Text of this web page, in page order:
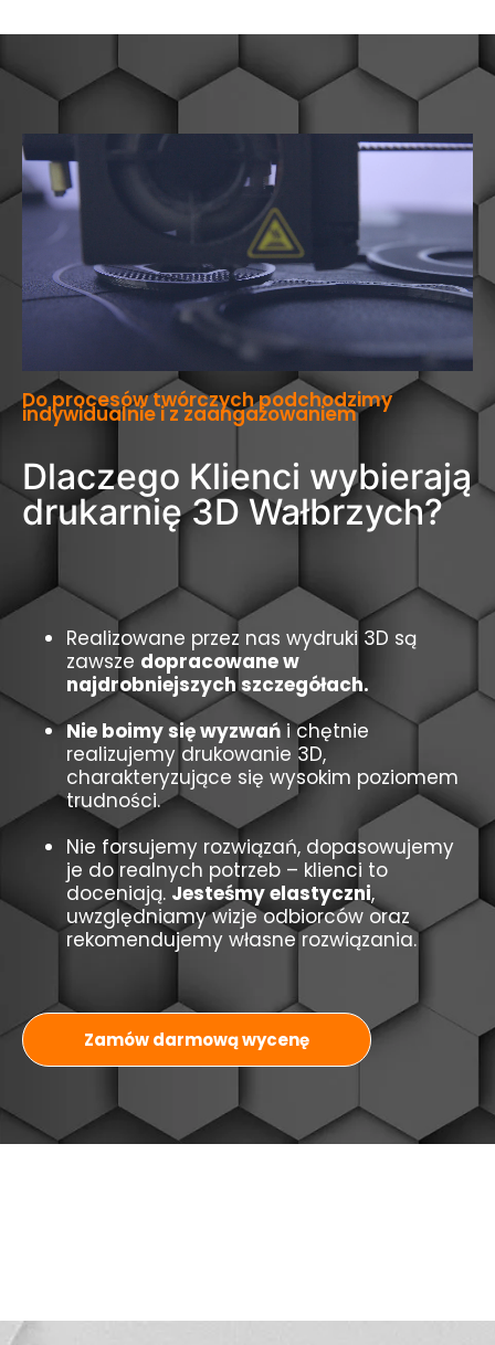
Do procesów twórczych podchodzimy
indywidualnie i z zaangażowaniem
Dlaczego Klienci wybierają
drukarnię 3D Wałbrzych?
Realizowane przez nas wydruki 3D są
zawsze dopracowane w
najdrobniejszych szczegółach.
Nie boimy się wyzwańi chętnie
realizujemy drukowanie 3D,
charakteryzujące się wysokim poziomem
trudności.
Nie forsujemy rozwiązań, dopasowujemy
je do realnych potrzeb – klienci to
doceniają. Jesteśmy elastyczni,
uwzględniamy wizje odbiorców oraz
rekomendujemy własne rozwiązania.
Zamów darmową wycenę